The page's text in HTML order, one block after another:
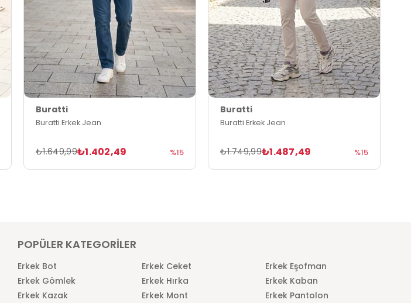
Buratti
Buratti Erkek Jean
₺1.402,49
₺1.649,99 %15
Buratti
Buratti Erkek Jean
₺1.487,49
₺1.749,99 %15
POPÜLER KATEGORİLER
Erkek Bot Erkek Ceket
Erkek Eşofman
Erkek Gömlek
Erkek Hırka
Erkek Kaban
Erkek Kazak
Erkek Mont
Erkek Pantolon